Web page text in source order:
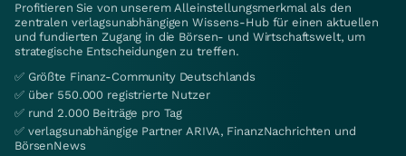
Profitieren Sie von unserem Alleinstellungsmerkmal als den
zentralen verlagsunabhängigen Wissens-Hub für einen aktuellen
und fundierten Zugang in die Börsen- und Wirtschaftswelt, um
strategische Entscheidungen zu treffen.
✅ Größte Finanz-Community Deutschlands
✅ über 550.000 registrierte Nutzer
✅ rund 2.000 Beiträge pro Tag
✅ verlagsunabhängige Partner ARIVA, FinanzNachrichten und
BörsenNews